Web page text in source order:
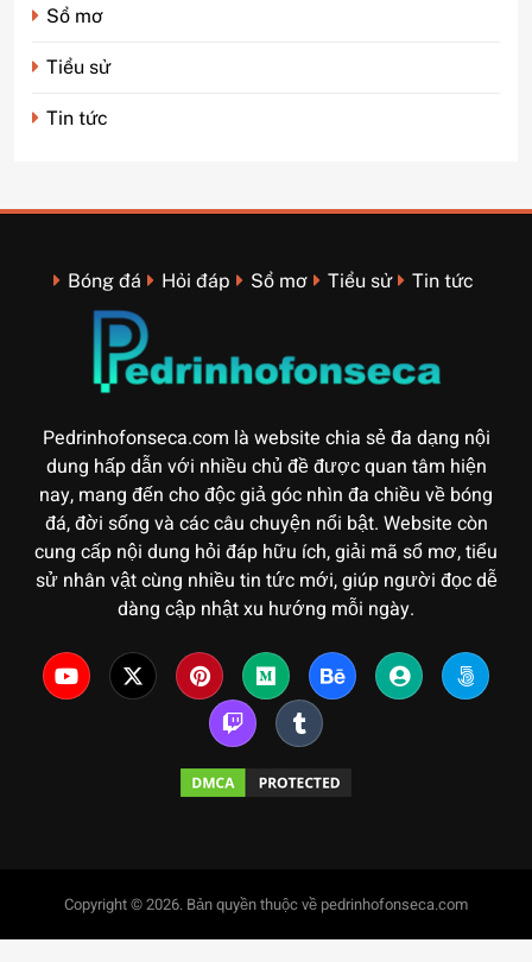
Sổ mơ
Tiểu sử
Tin tức
Bóng đá Hỏi đáp Sổ mơ Tiểu sử Tin tức
Pedrinhofonseca.com là website chia sẻ đa dạng nội
dung hấp dẫn với nhiều chủ đề được quan tâm hiện
nay, mang đến cho độc giả góc nhìn đa chiều về bóng
đá, đời sống và các câu chuyện nổi bật. Website còn
cung cấp nội dung hỏi đáp hữu ích, giải mã sổ mơ, tiểu
sử nhân vật cùng nhiều tin tức mới, giúp người đọc dễ
dàng cập nhật xu hướng mỗi ngày.
Copyright © 2026. Bản quyền thuộc về pedrinhofonseca.com